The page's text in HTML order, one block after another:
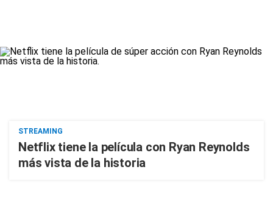
STREAMING
Netflix tiene la película con Ryan Reynolds
más vista de la historia